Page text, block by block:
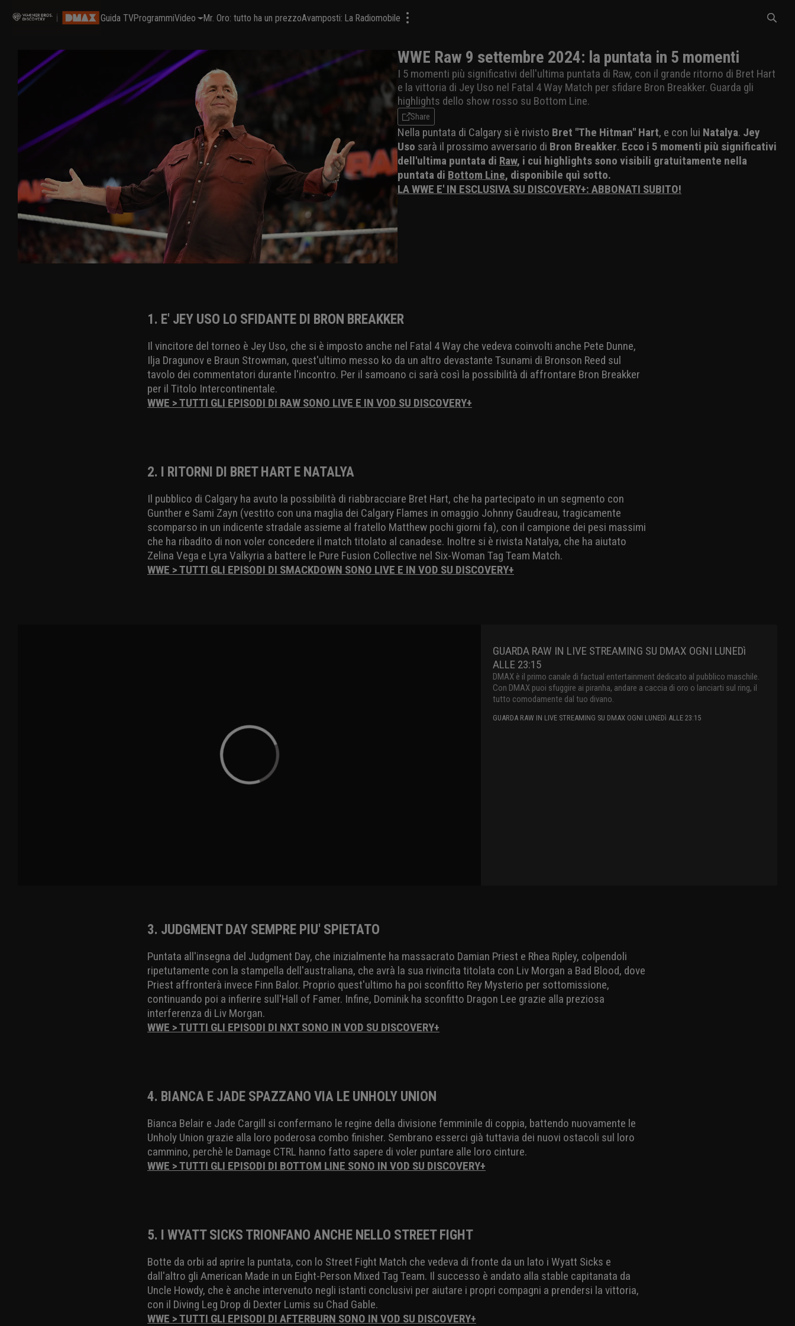
Guida TVProgrammiVideo Mr. Oro: tutto ha un prezzoAvamposti: La Radiomobile
WWE Raw 9 settembre 2024: la puntata in 5 momenti
I 5 momenti più significativi dell'ultima puntata di Raw, con il grande ritorno di Bret Hart
e la vittoria di Jey Uso nel Fatal 4 Way Match per sfidare Bron Breakker. Guarda gli
highlights dello show rosso su Bottom Line.
Share
Nella puntata di Calgary si è rivisto Bret "The Hitman" Hart, e con lui Natalya. Jey
Uso sarà il prossimo avversario di Bron Breakker. Ecco i 5 momenti più significativi
dell'ultima puntata di Raw, i cui highlights sono visibili gratuitamente nella
puntata di Bottom Line, disponibile quì sotto.
LA WWE E' IN ESCLUSIVA SU DISCOVERY+: ABBONATI SUBITO!
1. E' JEY USO LO SFIDANTE DI BRON BREAKKER
Il vincitore del torneo è Jey Uso, che si è imposto anche nel Fatal 4 Way che vedeva coinvolti anche Pete Dunne,
Ilja Dragunov e Braun Strowman, quest'ultimo messo ko da un altro devastante Tsunami di Bronson Reed sul
tavolo dei commentatori durante l'incontro. Per il samoano ci sarà così la possibilità di affrontare Bron Breakker
per il Titolo Intercontinentale.
WWE > TUTTI GLI EPISODI DI RAW SONO LIVE E IN VOD SU DISCOVERY+
2. I RITORNI DI BRET HART E NATALYA
Il pubblico di Calgary ha avuto la possibilità di riabbracciare Bret Hart, che ha partecipato in un segmento con
Gunther e Sami Zayn (vestito con una maglia dei Calgary Flames in omaggio Johnny Gaudreau, tragicamente
scomparso in un indicente stradale assieme al fratello Matthew pochi giorni fa), con il campione dei pesi massimi
che ha ribadito di non voler concedere il match titolato al canadese. Inoltre si è rivista Natalya, che ha aiutato
Zelina Vega e Lyra Valkyria a battere le Pure Fusion Collective nel Six-Woman Tag Team Match.
WWE > TUTTI GLI EPISODI DI SMACKDOWN SONO LIVE E IN VOD SU DISCOVERY+
GUARDA RAW IN LIVE STREAMING SU DMAX OGNI LUNEDì
ALLE 23:15
DMAX è il primo canale di factual entertainment dedicato al pubblico maschile.
Con DMAX puoi sfuggire ai piranha, andare a caccia di oro o lanciarti sul ring, il
tutto comodamente dal tuo divano.
GUARDA RAW IN LIVE STREAMING SU DMAX OGNI LUNEDì ALLE 23:15
3. JUDGMENT DAY SEMPRE PIU' SPIETATO
Puntata all'insegna del Judgment Day, che inizialmente ha massacrato Damian Priest e Rhea Ripley, colpendoli
ripetutamente con la stampella dell'australiana, che avrà la sua rivincita titolata con Liv Morgan a Bad Blood, dove
Priest affronterà invece Finn Balor. Proprio quest'ultimo ha poi sconfitto Rey Mysterio per sottomissione,
continuando poi a infierire sull'Hall of Famer. Infine, Dominik ha sconfitto Dragon Lee grazie alla preziosa
interferenza di Liv Morgan.
WWE > TUTTI GLI EPISODI DI NXT SONO IN VOD SU DISCOVERY+
4. BIANCA E JADE SPAZZANO VIA LE UNHOLY UNION
Bianca Belair e Jade Cargill si confermano le regine della divisione femminile di coppia, battendo nuovamente le
Unholy Union grazie alla loro poderosa combo finisher. Sembrano esserci già tuttavia dei nuovi ostacoli sul loro
cammino, perchè le Damage CTRL hanno fatto sapere di voler puntare alle loro cinture.
WWE > TUTTI GLI EPISODI DI BOTTOM LINE SONO IN VOD SU DISCOVERY+
5. I WYATT SICKS TRIONFANO ANCHE NELLO STREET FIGHT
Botte da orbi ad aprire la puntata, con lo Street Fight Match che vedeva di fronte da un lato i Wyatt Sicks e
dall'altro gli American Made in un Eight-Person Mixed Tag Team. Il successo è andato alla stable capitanata da
Uncle Howdy, che è anche intervenuto negli istanti conclusivi per aiutare i propri compagni a prendersi la vittoria,
con il Diving Leg Drop di Dexter Lumis su Chad Gable.
WWE > TUTTI GLI EPISODI DI AFTERBURN SONO IN VOD SU DISCOVERY+